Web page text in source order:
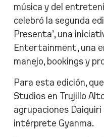
música y del
celebró la segunda
Presenta’, una
Entertainment, una
manejo, bookings y
Para esta edición,
Studios en Trujillo
agrupaciones Daiquiri
intérprete Gyanma.